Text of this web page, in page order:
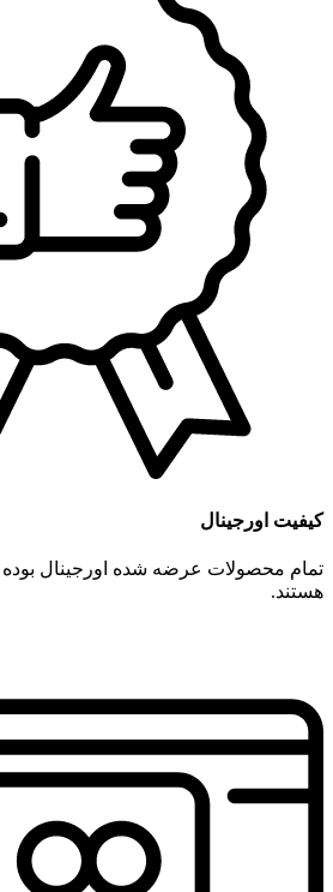
کیفیت اورجینال
تمام محصولات عرضه شده اورجینال بوده
هستند.